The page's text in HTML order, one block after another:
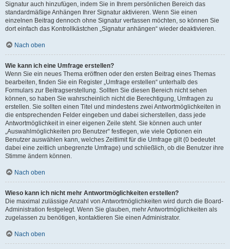
Signatur auch hinzufügen, indem Sie in Ihrem persönlichen Bereich das
standardmäßige Anhängen Ihrer Signatur aktivieren. Wenn Sie einen
einzelnen Beitrag dennoch ohne Signatur verfassen möchten, so können Sie
dort einfach das Kontrollkästchen „Signatur anhängen“ wieder deaktivieren.
Nach oben
Wie kann ich eine Umfrage erstellen?
Wenn Sie ein neues Thema eröffnen oder den ersten Beitrag eines Themas
bearbeiten, finden Sie ein Register „Umfrage erstellen“ unterhalb des
Formulars zur Beitragserstellung. Sollten Sie diesen Bereich nicht sehen
können, so haben Sie wahrscheinlich nicht die Berechtigung, Umfragen zu
erstellen. Sie sollten einen Titel und mindestens zwei Antwortmöglichkeiten in
die entsprechenden Felder eingeben und dabei sicherstellen, dass jede
Antwortmöglichkeit in einer eigenen Zeile steht. Sie können auch unter
„Auswahlmöglichkeiten pro Benutzer“ festlegen, wie viele Optionen ein
Benutzer auswählen kann, welches Zeitlimit für die Umfrage gilt (0 bedeutet
dabei eine zeitlich unbegrenzte Umfrage) und schließlich, ob die Benutzer ihre
Stimme ändern können.
Nach oben
Wieso kann ich nicht mehr Antwortmöglichkeiten erstellen?
Die maximal zulässige Anzahl von Antwortmöglichkeiten wird durch die Board-
Administration festgelegt. Wenn Sie glauben, mehr Antwortmöglichkeiten als
zugelassen zu benötigen, kontaktieren Sie einen Administrator.
Nach oben